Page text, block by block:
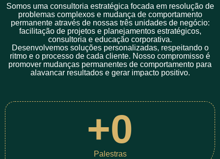
Somos uma consultoria estratégica focada em resolução de
problemas complexos e mudança de comportamento
permanente através de nossas três unidades de negócio:
facilitação de projetos e planejamentos estratégicos,
consultoria e educação corporativa.
Desenvolvemos soluções personalizadas, respeitando o
ritmo e o processo de cada cliente. Nosso compromisso é
promover mudanças permanentes de comportamento para
alavancar resultados e gerar impacto positivo.
Palestras
+0